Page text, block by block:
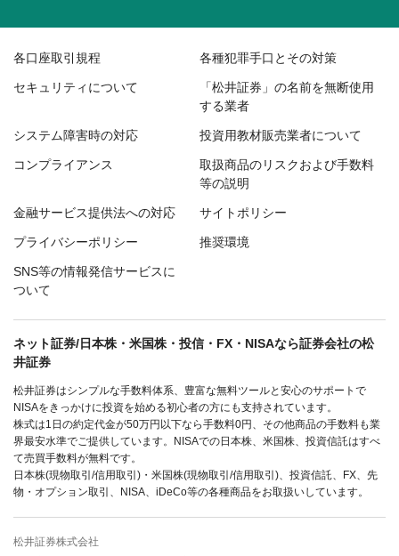
各口座取引規程 各種犯罪手口とその対策
セキュリティについて
「松井証券」の名前を無断使用
する業者
システム障害時の対応 投資用教材販売業者について
コンプライアンス
取扱商品のリスクおよび手数料
等の説明
金融サービス提供法への対応 サイトポリシー
プライバシーポリシー 推奨環境
SNS等の情報発信サービスに
ついて
ネット証券/日本株・米国株・投信・FX・NISAなら証券会社の松
井証券
松井証券はシンプルな手数料体系、豊富な無料ツールと安心のサポートで
NISAをきっかけに投資を始める初心者の方にも支持されています。
株式は1日の約定代金が50万円以下なら手数料0円、その他商品の手数料も業
界最安水準でご提供しています。NISAでの日本株、米国株、投資信託はすべ
て売買手数料が無料です。
日本株(現物取引/信用取引)・米国株(現物取引/信用取引)、投資信託、FX、先
物・オプション取引、NISA、iDeCo等の各種商品をお取扱いしています。
松井証券株式会社